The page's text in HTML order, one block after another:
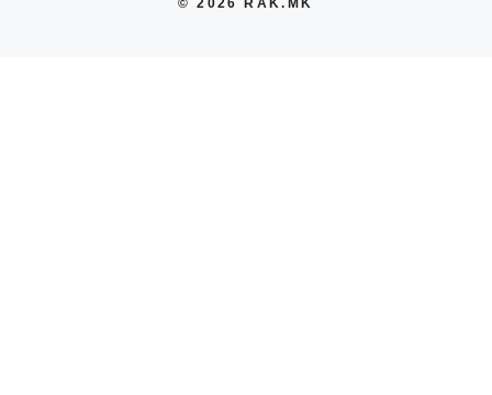
© 2026 RAK.MK